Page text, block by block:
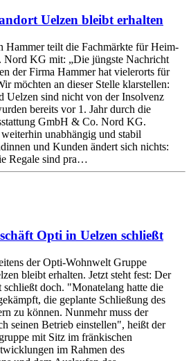
Uelzen bleibt erhalten
Hammer teilt die Fachmärkte für Heim-
KG mit: „Die jüngste Nachricht
der Firma Hammer hat vielerorts für
möchten an dieser Stelle klarstellen:
Uelzen sind nicht von der Insolvenz
bereits vor 1. Jahr durch die
GmbH & Co. Nord KG.
unabhängig und stabil
und Kunden ändert sich nichts:
Regale sind pra…
Opti in Uelzen schließt
der Opti-Wohnwelt Gruppe
bleibt erhalten. Jetzt steht fest: Der
schließt doch. "Monatelang hatte die
die geplante Schließung des
zu können. Nunmehr muss der
seinen Betrieb einstellen", heißt der
mit Sitz im fränkischen
im Rahmen des